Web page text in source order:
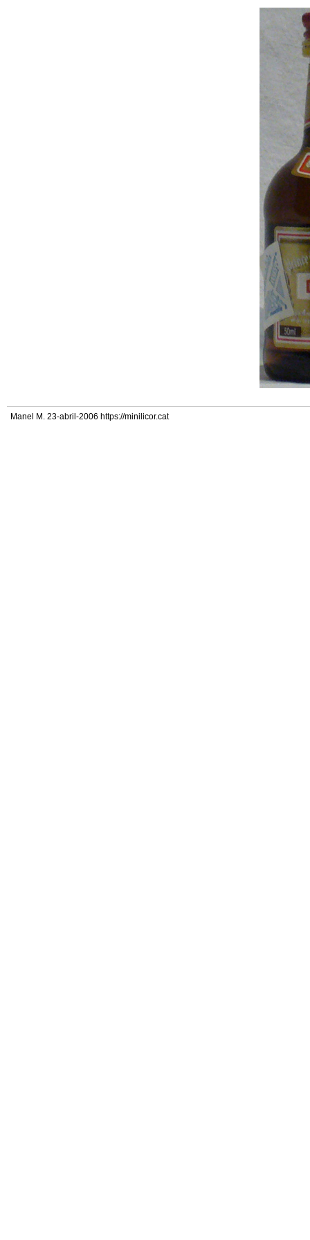
Manel M. 23-abril-2006 https://minilicor.cat